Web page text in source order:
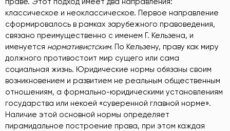
классическое и неоклассическое. Первое направление
сформировалось в рамках зарубежного правоведения,
связано преимущественно с именем Г. Кельзена, и
именуется нормативистским. По Кельзену, праву как миру
должного противостоит мир сущего или сама
социальная жизнь. Юридические нормы обязаны своим
возникновением и развитием не реальным общественным
отношениям, а формально-юридическими установлениям
государства или некоей «суверенной главной норме».
Наличие этой основной нормы определяет
пирамидальное построение права, при этом каждая